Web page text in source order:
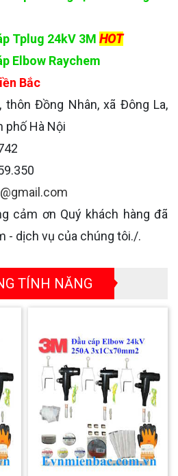
Tplug 24kV 3M HOT
Elbow Raychem
Bắc
thôn Đồng Nhân, xã Đông La,
phố Hà Nội
cảm ơn Quý khách hàng đã
- dịch vụ của chúng tôi./.
TÍNH NĂNG